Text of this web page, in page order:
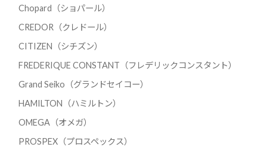
Chopard（ショパール）
CREDOR（クレドール）
CITIZEN（シチズン）
FREDERIQUE CONSTANT（フレデリックコンスタント）
Grand Seiko（グランドセイコー）
HAMILTON（ハミルトン）
OMEGA（オメガ）
PROSPEX（プロスペックス）